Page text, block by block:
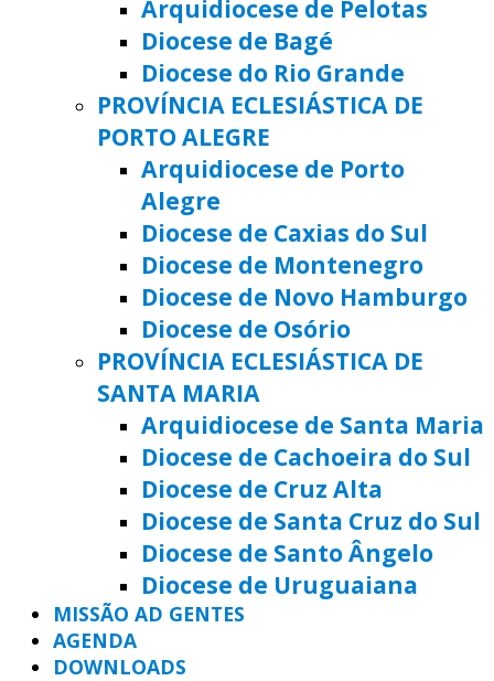
Arquidiocese de Pelotas
Diocese de Bagé
Diocese do Rio Grande
PROVÍNCIA ECLESIÁSTICA DE
PORTO ALEGRE
Arquidiocese de Porto
Alegre
Diocese de Caxias do Sul
Diocese de Montenegro
Diocese de Novo Hamburgo
Diocese de Osório
PROVÍNCIA ECLESIÁSTICA DE
SANTA MARIA
Arquidiocese de Santa Maria
Diocese de Cachoeira do Sul
Diocese de Cruz Alta
Diocese de Santa Cruz do Sul
Diocese de Santo Ângelo
Diocese de Uruguaiana
MISSÃO AD GENTES
AGENDA
DOWNLOADS